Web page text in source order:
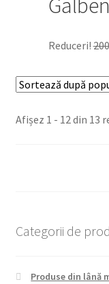
Reduceri!
Afișez 1 - 12 din 13
Categorii de
Produse din lână